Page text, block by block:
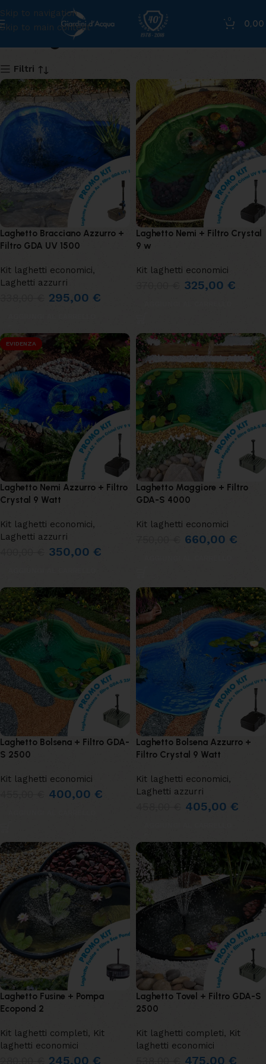
Skip to navigation
Skip to main content
0 0,00
Kit laghetti economici
Filtri
Laghetto Bracciano Azzurro +
Filtro GDA UV 1500
Kit laghetti economici,
Laghetti azzurri
295,00 €
Laghetto Nemi + Filtro Crystal
9 w
Kit laghetti economici
325,00 €
EVIDENZA
Laghetto Nemi Azzurro + Filtro
Crystal 9 Watt
Kit laghetti economici,
Laghetti azzurri
350,00 €
Laghetto Maggiore + Filtro
GDA-S 4000
Kit laghetti economici
660,00 €
Laghetto Bolsena + Filtro GDA-
S 2500
Kit laghetti economici
400,00 €
Laghetto Bolsena Azzurro +
Filtro Crystal 9 Watt
Kit laghetti economici,
Laghetti azzurri
405,00 €
Laghetto Fusine + Pompa
Ecopond 2
Kit laghetti completi, Kit
laghetti economici
245,00 €
Laghetto Tovel + Filtro GDA-S
2500
Kit laghetti completi, Kit
laghetti economici
475,00 €